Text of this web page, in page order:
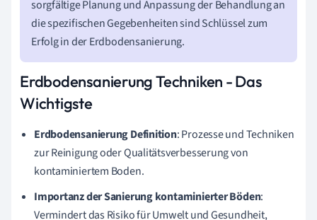
sorgfältige Planung und Anpassung der Behandlung an
die spezifischen Gegebenheiten sind Schlüssel zum
Erfolg in der Erdbodensanierung.
Erdbodensanierung Techniken - Das
Wichtigste
Erdbodensanierung Definition: Prozesse und Techniken
zur Reinigung oder Qualitätsverbesserung von
kontaminiertem Boden.
Importanz der Sanierung kontaminierter Böden:
Vermindert das Risiko für Umwelt und Gesundheit,